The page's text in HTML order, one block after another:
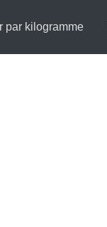
par kilogramme